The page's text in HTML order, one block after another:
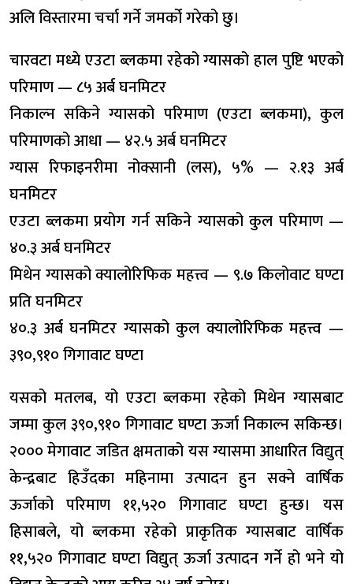
अलि विस्तारमा चर्चा गर्ने जमर्को गरेको छु।
चारवटा मध्ये एउटा ब्लकमा रहेको ग्यासको हाल पुष्टि भएको
परिमाण — ८५ अर्ब घनमिटर
निकाल्न सकिने ग्यासको परिमाण (एउटा ब्लकमा), कुल
परिमाणको आधा — ४२.५ अर्ब घनमिटर
ग्यास रिफाइनरीमा नोक्सानी (लस), ५% — २.१३ अर्ब
घनमिटर
एउटा ब्लकमा प्रयोग गर्न सकिने ग्यासको कुल परिमाण —
४०.३ अर्ब घनमिटर
मिथेन ग्यासको क्यालोरिफिक महत्त्व — ९.७ किलोवाट घण्टा
प्रति घनमिटर
४०.३ अर्ब घनमिटर ग्यासको कुल क्यालोरिफिक महत्त्व —
३९०,९१० गिगावाट घण्टा
यसको मतलब, यो एउटा ब्लकमा रहेको मिथेन ग्यासबाट
जम्मा कुल ३९०,९१० गिगावाट घण्टा ऊर्जा निकाल्न सकिन्छ।
२००० मेगावाट जडित क्षमताको यस ग्यासमा आधारित विद्युत्
केन्द्रबाट हिउँदका महिनामा उत्पादन हुन सक्ने वार्षिक
ऊर्जाको परिमाण ११,५२० गिगावाट घण्टा हुन्छ। यस
हिसाबले, यो ब्लकमा रहेको प्राकृतिक ग्यासबाट वार्षिक
११,५२० गिगावाट घण्टा विद्युत् ऊर्जा उत्पादन गर्ने हो भने यो